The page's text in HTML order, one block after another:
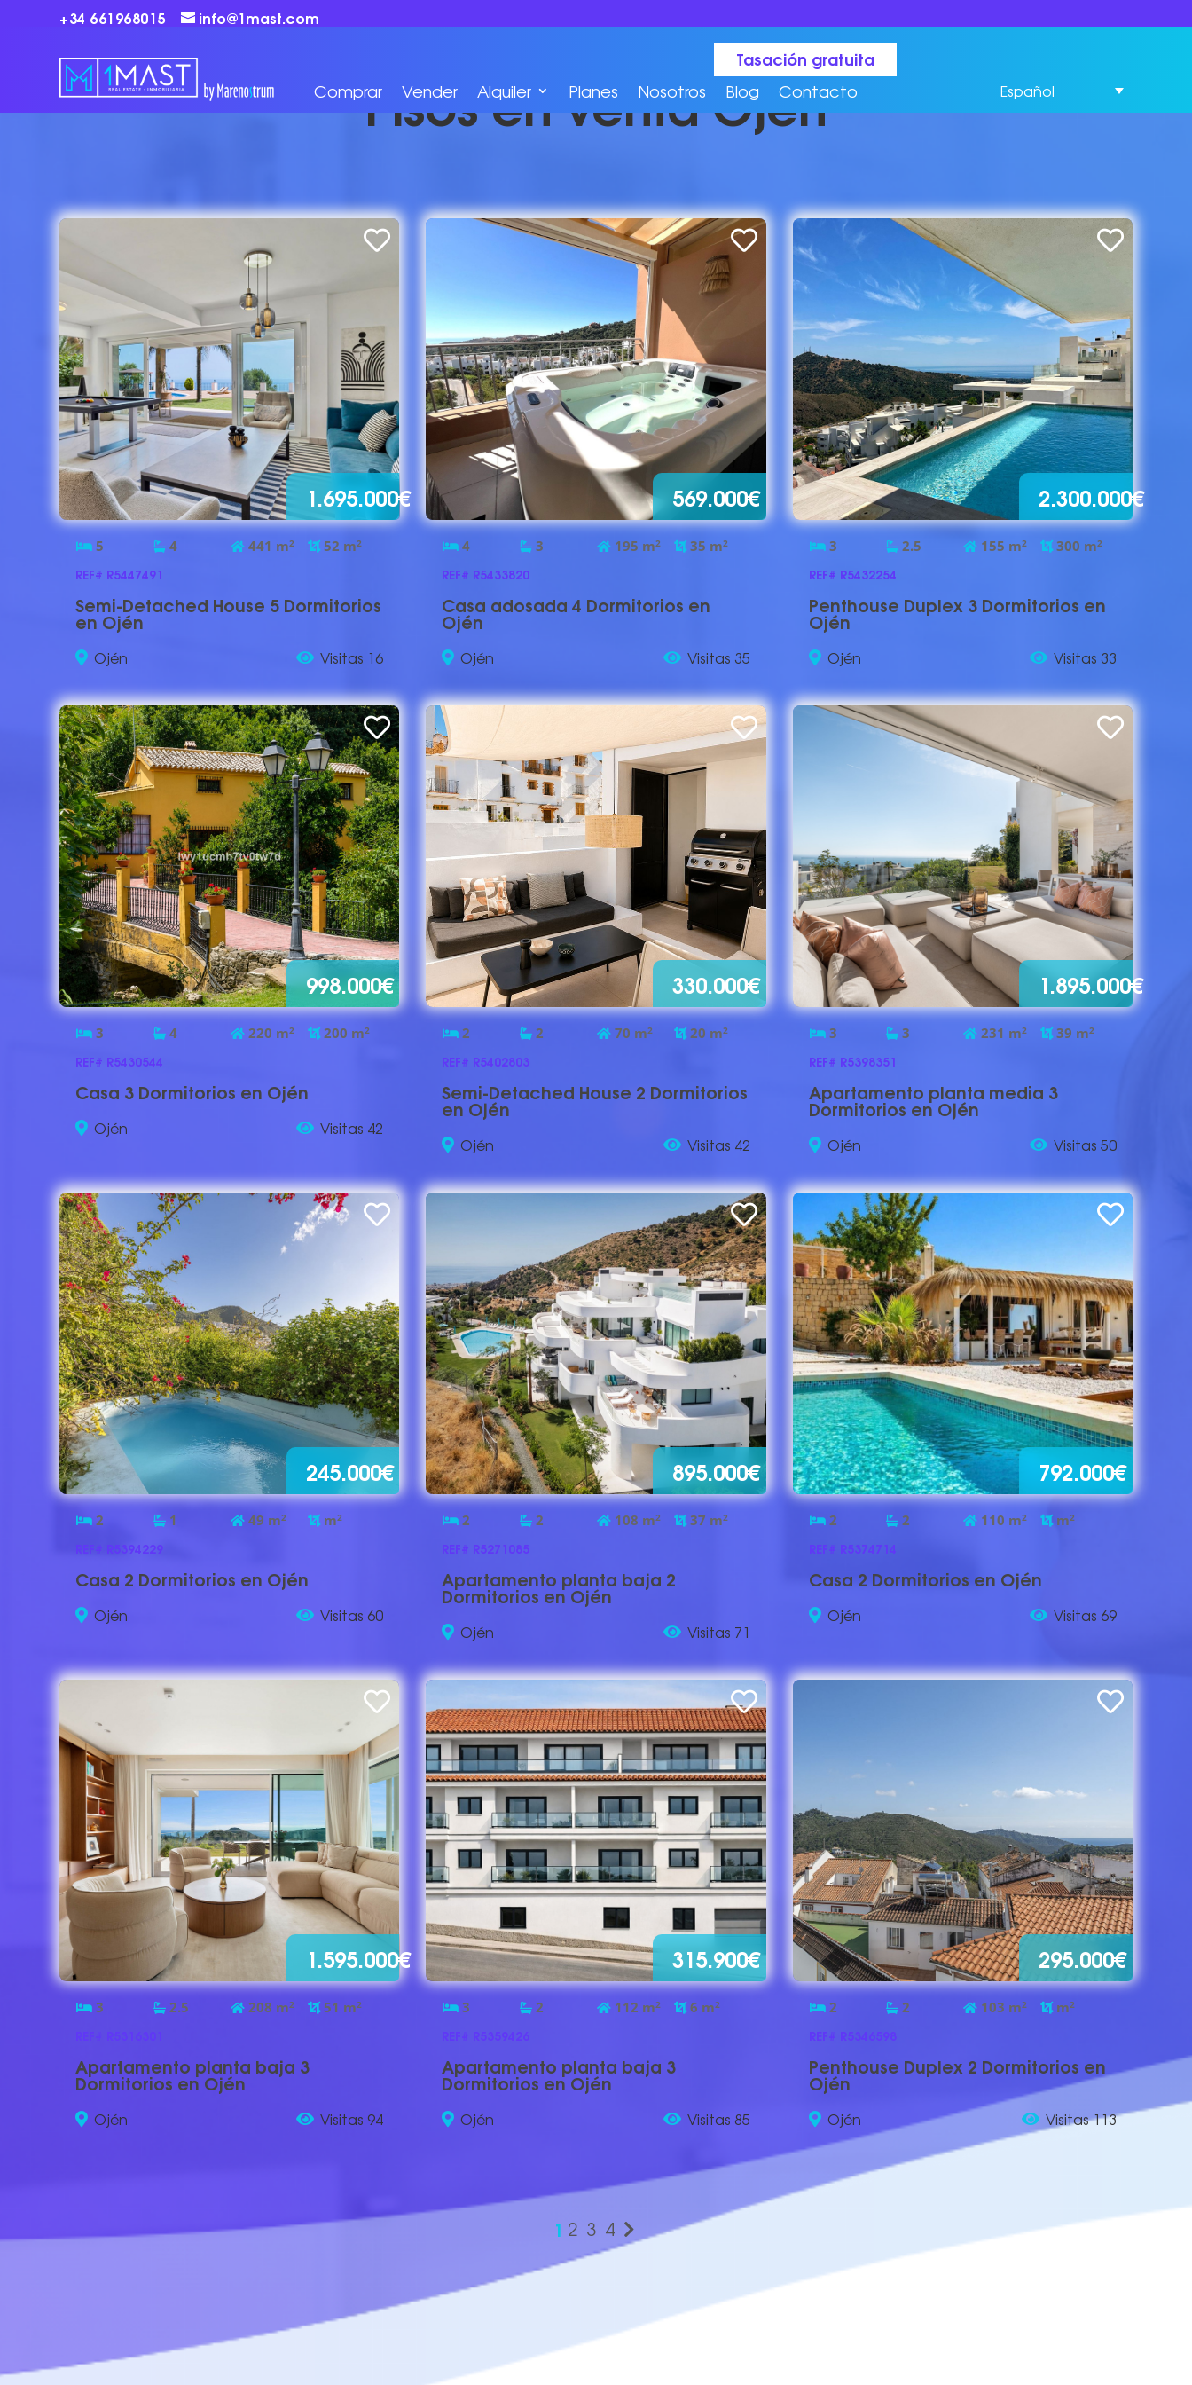
+34 661968015 info@1mast.com
Comprar Vender Alquiler Planes Nosotros Blog Contacto
Tasación gratuita
Español
Pisos en venta Ojén
1.695.000€
5 4 441 m2 52 m2
REF# R5447491
Semi-Detached House 5 Dormitorios
en Ojén
Ojén Visitas 16
569.000€
4 3 195 m2 35 m2
REF# R5433820
Casa adosada 4 Dormitorios en
Ojén
Ojén Visitas 35
2.300.000€
3 2.5 155 m2 300 m2
REF# R5432254
Penthouse Duplex 3 Dormitorios en
Ojén
Ojén Visitas 33
998.000€
3 4 220 m2 200 m2
REF# R5430544
Casa 3 Dormitorios en Ojén
Ojén Visitas 42
330.000€
2 2 70 m2 20 m2
REF# R5402803
Semi-Detached House 2 Dormitorios
en Ojén
Ojén Visitas 42
1.895.000€
3 3 231 m2 39 m2
REF# R5398351
Apartamento planta media 3
Dormitorios en Ojén
Ojén Visitas 50
245.000€
2 1 49 m2 m2
REF# R5394229
Casa 2 Dormitorios en Ojén
Ojén Visitas 60
895.000€
2 2 108 m2 37 m2
REF# R5271085
Apartamento planta baja 2
Dormitorios en Ojén
Ojén Visitas 71
792.000€
2 2 110 m2 m2
REF# R5374714
Casa 2 Dormitorios en Ojén
Ojén Visitas 69
1.595.000€
3 2.5 208 m2 51 m2
Apartamento planta baja 3
Dormitorios en Ojén
Ojén Visitas 94
315.900€
3 2 112 m2 6 m2
REF# R5359426
Apartamento planta baja 3
Dormitorios en Ojén
Ojén Visitas 85
295.000€
2 2 103 m2 m2
REF# R5346598
Penthouse Duplex 2 Dormitorios en
Ojén
Ojén Visitas 113
1 2 3 4